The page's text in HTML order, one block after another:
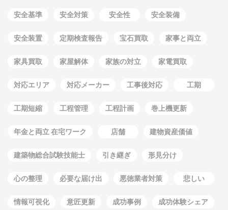
安全基準 安全対策 安全性 安全装備
安全装置 定期検査報告 宝石買取 家事と両立
家具買取 家屋解体 家族の対立 家電買取
対応エリア 対応メーカー 工事後対応 工期
工期短縮 工程管理 工程計画 巻上機更新
年金と両立 在宅ワーク 店舗 建物資産価値
建築物総合試験技能士 引き継ぎ 形見分け
心の整理 必要な届け出 悪徳業者対策 悲しい
情報可視化 意匠更新 成功事例 成功体験シェア